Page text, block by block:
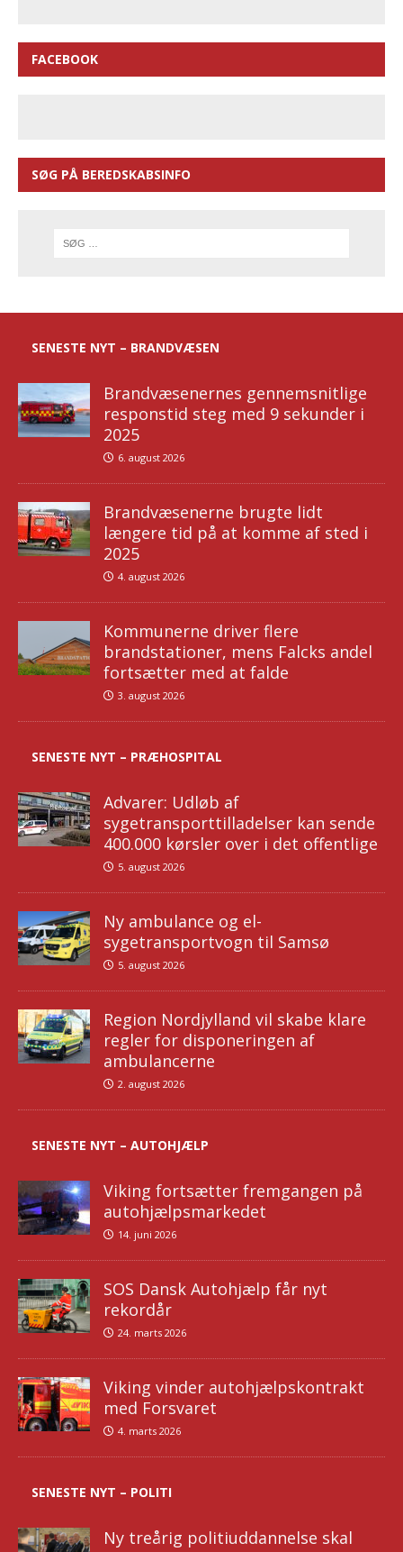
FACEBOOK
SØG PÅ BEREDSKABSINFO
SENESTE NYT – BRANDVÆSEN
Brandvæsenernes gennemsnitlige
responstid steg med 9 sekunder i
2025
6. august 2026
Brandvæsenerne brugte lidt
længere tid på at komme af sted i
2025
4. august 2026
Kommunerne driver flere
brandstationer, mens Falcks andel
fortsætter med at falde
3. august 2026
SENESTE NYT – PRÆHOSPITAL
Advarer: Udløb af
sygetransporttilladelser kan sende
400.000 kørsler over i det offentlige
5. august 2026
Ny ambulance og el-
sygetransportvogn til Samsø
5. august 2026
Region Nordjylland vil skabe klare
regler for disponeringen af
ambulancerne
2. august 2026
SENESTE NYT – AUTOHJÆLP
Viking fortsætter fremgangen på
autohjælpsmarkedet
14. juni 2026
SOS Dansk Autohjælp får nyt
rekordår
24. marts 2026
Viking vinder autohjælpskontrakt
med Forsvaret
4. marts 2026
SENESTE NYT – POLITI
Ny treårig politiuddannelse skal